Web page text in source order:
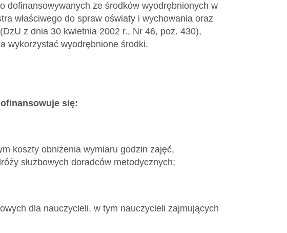
dofinansowywanych ze środków wyodrębnionych w
właściwego do spraw oświaty i wychowania oraz
z dnia 30 kwietnia 2002 r., Nr 46, poz. 430),
wykorzystać wyodrębnione środki.
się:
koszty obniżenia wymiaru godzin zajęć,
służbowych doradców metodycznych;
dla nauczycieli, w tym nauczycieli zajmujących